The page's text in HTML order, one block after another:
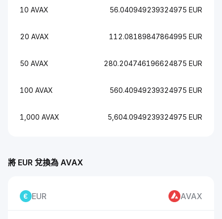
10 AVAX 56.040949239324975 EUR
20 AVAX 112.08189847864995 EUR
50 AVAX 280.204746196624875 EUR
100 AVAX 560.40949239324975 EUR
1,000 AVAX 5,604.0949239324975 EUR
將 EUR 兌換為 AVAX
EUR AVAX